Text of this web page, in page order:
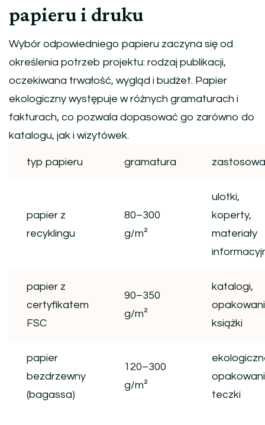
papieru i druku
Wybór odpowiedniego papieru zaczyna się od
określenia potrzeb projektu: rodzaj publikacji,
oczekiwana trwałość, wygląd i budżet. Papier
ekologiczny występuje w różnych gramaturach i
fakturach, co pozwala dopasować go zarówno do
katalogu, jak i wizytówek.
typ papieru gramatura
papier z
recyklingu
80–300
g/m²
ulotki,
koperty,
materiały
papier z
certyfikatem
FSC
90–350
g/m²
katalogi,
książki
papier
bezdrzewny
(bagassa)
120–300
g/m²
teczki